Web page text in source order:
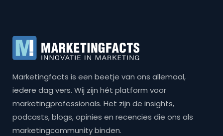
Marketingfacts is een beetje van ons allemaal,
iedere dag vers. Wij zijn hét platform voor
marketingprofessionals. Het zijn de insights,
podcasts, blogs, opinies en recencies die ons als
marketingcommunity binden.